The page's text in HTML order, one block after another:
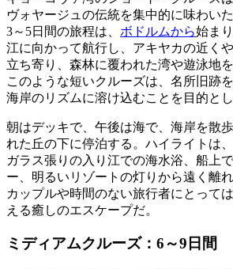
ヴォヤージュの伝統を集中的に味わい
3～5日間の旅程は、 ボドルムから始ま
江に向かって航行し、アキヤカの近く
立ち寄り、森林に覆われた湾や遊泳地
このような短いクルーズは、名所旧跡
海岸のリズムに溶け込むことを目的とし
朝はデッキで、午後は海で、海岸を散
れた丘の下に停泊する。ハイライトは
ガラス張りの入り江での海水浴、船上
ー、明るいリゾートの灯りから遠く離
カップルや時間のない旅行者にとって
える癒しのエスケープだ。
ミディアムクルーズ：6～9日間